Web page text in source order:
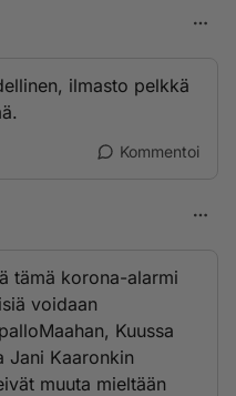
ilmasto pelkkä
Kommentoi
tämä korona-alarmi
voidaan
Kuussa
Jani Kaaronkin
muuta mieltään